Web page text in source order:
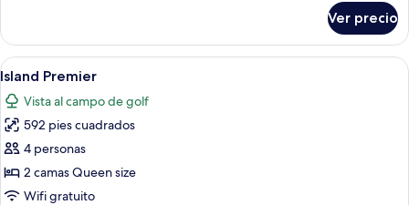
la
alberca
(Laguna)
Premier,
vista
a
alberca
(Laguna)
Ver precio
Abrir
todas
las
fotos
de
Island
Premier
Habitación de hotel con dos camas,
6
Island Premier
Vista al campo de golf
592 pies cuadrados
4 personas
2 camas Queen size
Wifi gratuito